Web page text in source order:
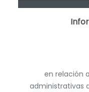
en relación
administrativas